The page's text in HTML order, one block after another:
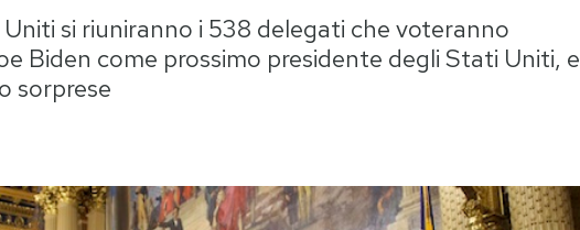
si riuniranno i 538 delegati che voteranno
Biden come prossimo presidente degli Stati Uniti, e
sorprese